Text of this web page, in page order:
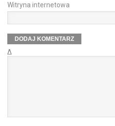
Witryna internetowa
Δ